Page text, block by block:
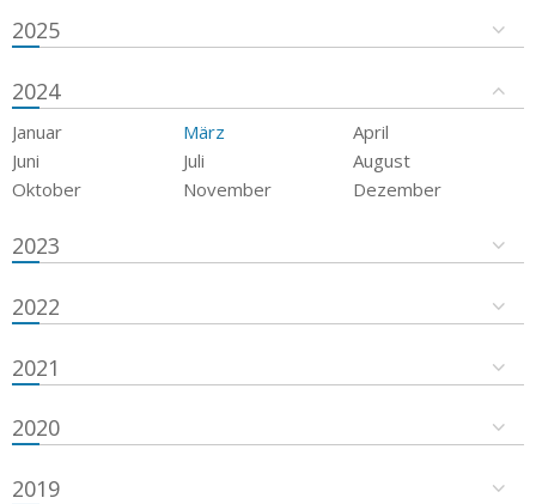
2025
2024
Januar März
April
Juni
Juli
August
Oktober
November Dezember
2023
2022
2021
2020
2019